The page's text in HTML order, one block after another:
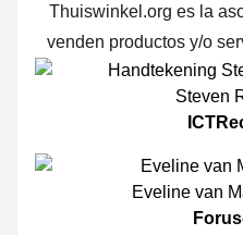
Thuiswinkel.org es la
venden productos y/o
Steven
Eveline van